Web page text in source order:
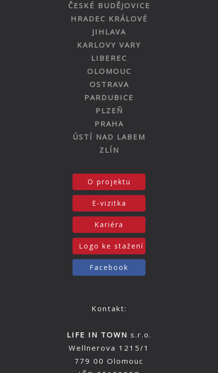
ČESKÉ BUDĚJOVICE
HRADEC KRÁLOVÉ
JIHLAVA
KARLOVY VARY
LIBEREC
OLOMOUC
OSTRAVA
PARDUBICE
PLZEŇ
PRAHA
ÚSTÍ NAD LABEM
ZLÍN
O projektu
E-vizitka
Kariéra
Logo ke stažení
Facebook
Kontakt:
LIFE IN TOWN s.r.o.
Wellnerova 1215/1
779 00 Olomouc